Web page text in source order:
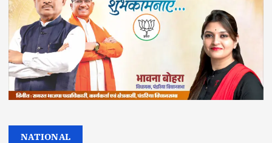
NATIONAL